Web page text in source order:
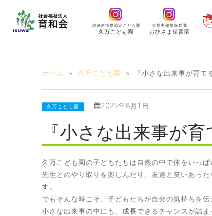
幼保連携型認定こども園
久万こども園
企業主導型保育園
おひさま保育園
ホーム » 久万こども園 » 『小さな出来事が育て
久万こども園 2025年8月1日
『小さな出来事が育
久万こども園の子どもたちは自然の中で体をいっぱ
先生とのやり取りを楽しんだり、友達と笑いあっ
す。
でもそんな時こそ、子どもたちが自分の気持ちを
小さな出来事の中にも、成長できるチャンスが詰ま